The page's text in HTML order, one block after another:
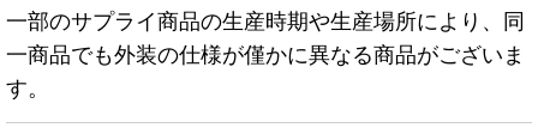
一部のサプライ商品の生産時期や生産場所により、同
一商品でも外装の仕様が僅かに異なる商品がございま
す。